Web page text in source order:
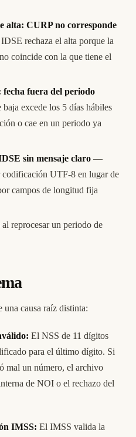
alta: CURP no corresponde
rechaza el alta porque la
coincide con la que tiene el
fuera del periodo
excede los 5 días hábiles
o cae en un periodo ya
sin mensaje claro —
codificación UTF-8 en lugar de
campos de longitud fija
al reprocesar un periodo de
una causa raíz distinta:
El NSS de 11 dígitos
para el último dígito. Si
mal un número, el archivo
de NOI o el rechazo del
IMSS: El IMSS valida la